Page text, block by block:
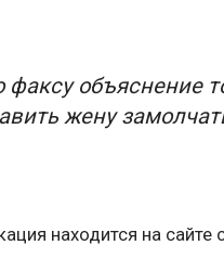
объяснение
жену
находится на сайте